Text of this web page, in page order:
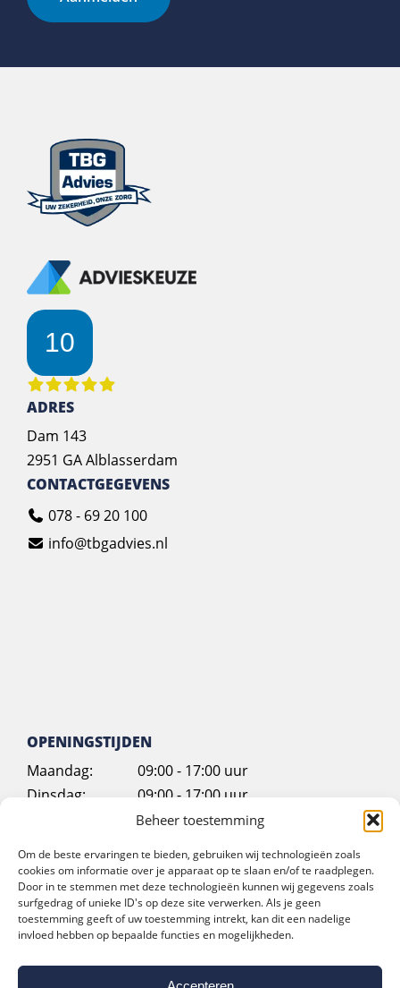
Beheer toestemming
Om de beste ervaringen te bieden, gebruiken wij technologieën zoals
cookies om informatie over je apparaat op te slaan en/of te raadplegen.
Door in te stemmen met deze technologieën kunnen wij gegevens zoals
surfgedrag of unieke ID's op deze site verwerken. Als je geen
toestemming geeft of uw toestemming intrekt, kan dit een nadelige
invloed hebben op bepaalde functies en mogelijkheden.
10
ADRES
Dam 143
2951 GA Alblasserdam
CONTACTGEGEVENS
078 - 69 20 100
info@tbgadvies.nl
OPENINGSTIJDEN
Maandag:
09:00 - 17:00 uur
Dinsdag:
09:00 - 17:00 uur
09:00 - 17:00 uur
Vrijdag:
09:00 - 12:00 uur
Zaterdag:
Gesloten
Zondag:
Gesloten